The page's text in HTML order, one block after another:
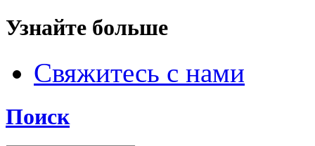
Узнайте больше
Свяжитесь с нами
Поиск